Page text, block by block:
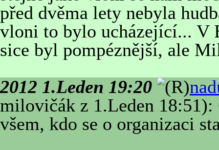
před dvěma lety nebyla
vloni to bylo ucházející... V
sice byl pompéznější, ale
2012 1.Leden 19:20
milovičák z 1.Leden
všem, kdo se o organizaci